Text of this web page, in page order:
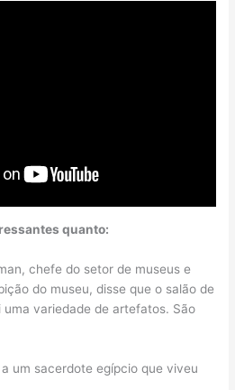
quanto:
chefe do setor de museus e
do museu, disse que o salão de
variedade de artefatos. São
um sacerdote egípcio que viveu